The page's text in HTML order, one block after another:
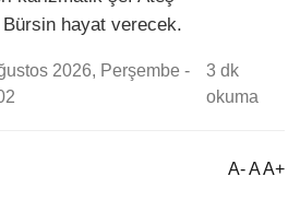
Bürsin hayat verecek.
2026, Perşembe -
3 dk
okuma
A- A A+